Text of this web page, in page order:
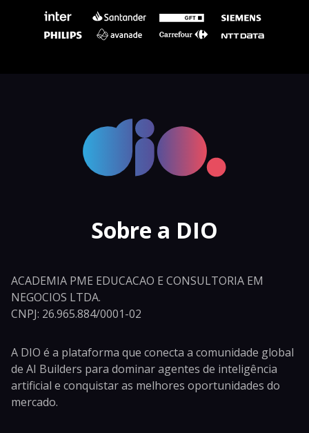
Sobre a DIO
ACADEMIA PME EDUCACAO E CONSULTORIA EM
NEGOCIOS LTDA.
CNPJ: 26.965.884/0001-02
A DIO é a plataforma que conecta a comunidade global
de AI Builders para dominar agentes de inteligência
artificial e conquistar as melhores oportunidades do
mercado.